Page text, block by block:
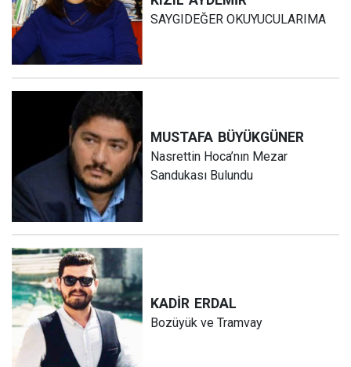
SAYGIDEĞER OKUYUCULARIMA
MUSTAFA BÜYÜKGÜNER
Nasrettin Hoca’nın Mezar
Sandukası Bulundu
KADİR ERDAL
Bozüyük ve Tramvay